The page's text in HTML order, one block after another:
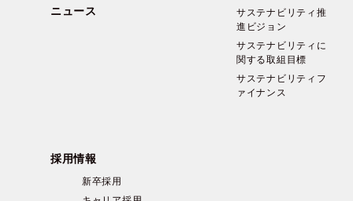
ニュース
サステナビリティ推
進ビジョン
サステナビリティに
関する取組目標
サステナビリティフ
ァイナンス
採用情報
新卒採用